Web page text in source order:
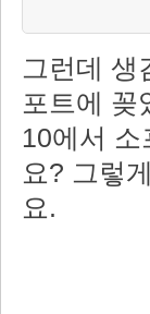
그런데 생
포트에 꽂
10에서
요? 그렇
요.